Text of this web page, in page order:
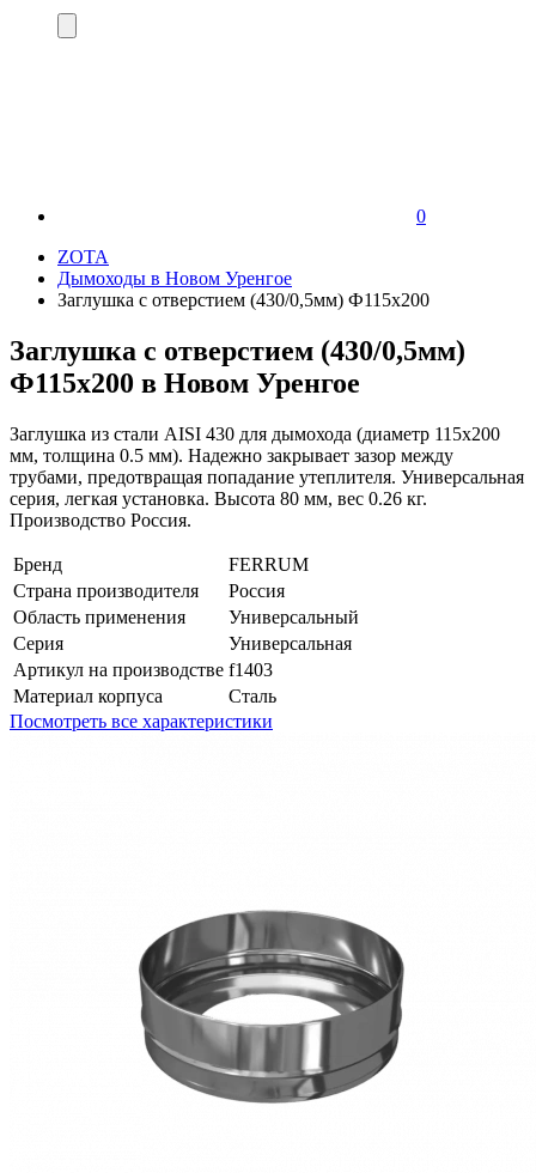
0
ZOTA
Дымоходы в Новом Уренгое
Заглушка с отверстием (430/0,5мм) Ф115x200
Заглушка с отверстием (430/0,5мм)
Ф115x200 в Новом Уренгое
Заглушка из стали AISI 430 для дымохода (диаметр 115х200
мм, толщина 0.5 мм). Надежно закрывает зазор между
трубами, предотвращая попадание утеплителя. Универсальная
серия, легкая установка. Высота 80 мм, вес 0.26 кг.
Производство Россия.
Бренд
FERRUM
Страна производителя
Россия
Область применения
Универсальный
Серия
Универсальная
Артикул на производстве f1403
Материал корпуса
Сталь
Посмотреть все характеристики